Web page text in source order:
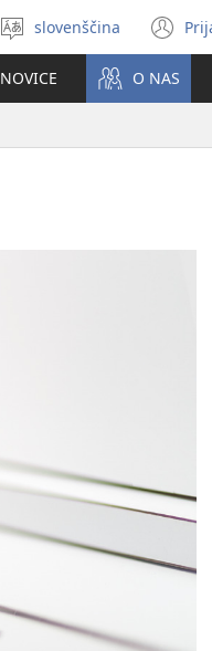
Izberite
jezik
slovenščina
NOVICE O NAS